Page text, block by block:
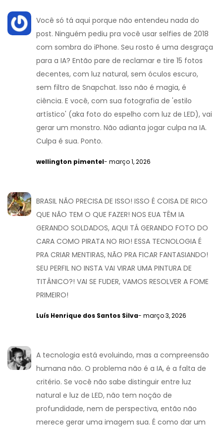
Você só tá aqui porque não entendeu nada do
post. Ninguém pediu pra você usar selfies de 2018
com sombra do iPhone. Seu rosto é uma desgraça
para a IA? Então pare de reclamar e tire 15 fotos
decentes, com luz natural, sem óculos escuro,
sem filtro de Snapchat. Isso não é magia, é
ciência. E você, com sua fotografia de 'estilo
artístico' (aka foto do espelho com luz de LED), vai
gerar um monstro. Não adianta jogar culpa na IA.
Culpa é sua. Ponto.
wellington pimentel- março 1, 2026
BRASIL NÃO PRECISA DE ISSO! ISSO É COISA DE RICO
QUE NÃO TEM O QUE FAZER! NOS EUA TÊM IA
GERANDO SOLDADOS, AQUI TÁ GERANDO FOTO DO
CARA COMO PIRATA NO RIO! ESSA TECNOLOGIA É
PRA CRIAR MENTIRAS, NÃO PRA FICAR FANTASIANDO!
SEU PERFIL NO INSTA VAI VIRAR UMA PINTURA DE
TITÂNICO?! VAI SE FUDER, VAMOS RESOLVER A FOME
PRIMEIRO!
Luís Henrique dos Santos Silva- março 3, 2026
A tecnologia está evoluindo, mas a compreensão
humana não. O problema não é a IA, é a falta de
critério. Se você não sabe distinguir entre luz
natural e luz de LED, não tem noção de
profundidade, nem de perspectiva, então não
merece gerar uma imagem sua. É como dar um